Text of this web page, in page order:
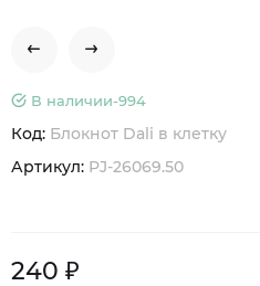
В наличии-994
Код: Блокнот Dali в клетку
Артикул: PJ-26069.50
240 ₽